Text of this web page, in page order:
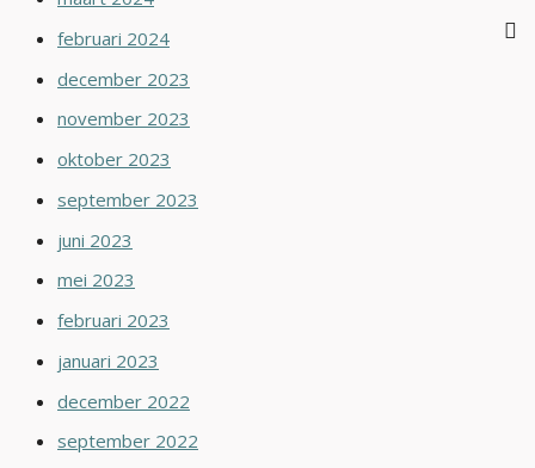
februari 2024
december 2023
november 2023
oktober 2023
september 2023
juni 2023
mei 2023
februari 2023
januari 2023
december 2022
september 2022